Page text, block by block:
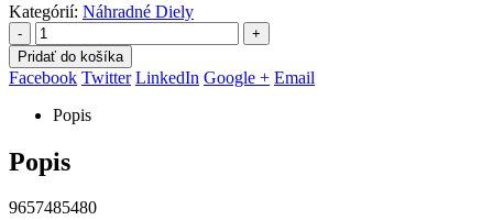
Kategórií: Náhradné Diely
-
+
Pridať do košíka
Facebook Twitter LinkedIn Google + Email
Popis
Popis
9657485480